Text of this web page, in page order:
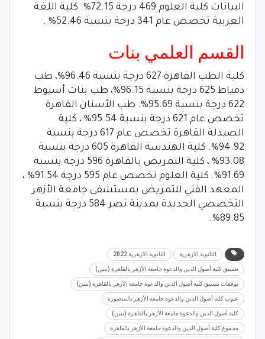
البيانات كلية العلوم 469 درجة 72.15%. كلية اللغة
العربية تخصص عام 341 درجة بنسبة 52.46% .
القسم العلمي بنات
كلية الطب القاهرة 627 درجة بنسبة 96.46%، طب
دمياط 625 درجة بنسبة 96.15%، طب بنات أسيوط
622 درجة بنسبة 95.69%. طب الأسنان القاهرة
تخصص عام 621 درجة بنسبة 95.54% ، كلية
الصيدلة القاهرة تخصص عام 617 درجة بنسبة
94.92%. كلية الهندسة القاهرة 605 درجة بنسبة
93.08% ، كلية التمريض بالقاهرة 596 درجة بنسبة
91.69%. كلية العلوم تخصص عام 595 درجة 91.54% ،
المعهد الفني للتمريض بمستشفى جامعة الأزهر
التخصصي الجديدة بمدينة نصر 584 درجة بنسبة
89.85%.
الثانوية الازهرية الثانوية الازهرية 2022
تنسيق كلية أصول الدين والدعوة جامعة الأزهر بالقاهرة (بنين)
توقعات تنسيق كلية أصول الدين والدعوة جامعة الأزهر بالقاهرة (بنين)
عيوب كلية أصول الدين والدعوة جامعة الأزهر بالمنصورة
كلية أصول الدين والدعوة جامعة الأزهر بالقاهرة (بنين)
مجموع كلية أصول الدين والدعوة جامعة الأزهر بالقاهرة